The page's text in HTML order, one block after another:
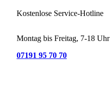
Kostenlose Service-Hotline
Montag bis Freitag, 7-18 Uhr
07191 95 70 70